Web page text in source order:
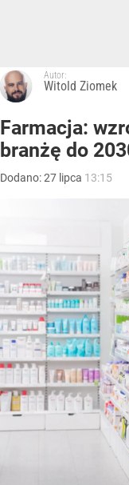
Autor:
Witold Ziomek
Farmacja:
branżę do
Dodano:27 lipca 13:15